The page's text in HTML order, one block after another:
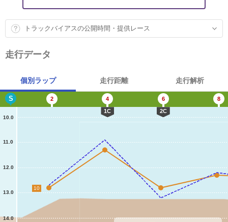
トラックバイアスの公開時間・提供レース
走行データ
個別ラップ 走行距離 走行解析
10.0
11.0
12.0
13.0
14.0
S 2 4
1C
6
2C
8
10